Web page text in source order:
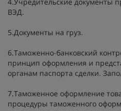
ВЭД.
5.Документы на груз.
6.Таможенно-банковский
принцип оформления и
органам паспорта сделки.
7.Таможенное оформление
процедуры таможенного